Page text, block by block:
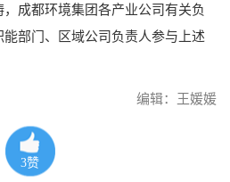
成都环境集团各产业公司有关负
部门、区域公司负责人参与上述
编辑：王媛媛
3赞